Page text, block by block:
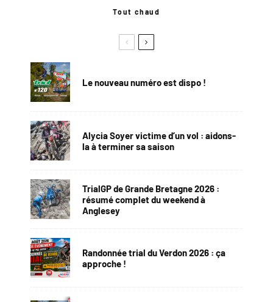
Tout chaud
Le nouveau numéro est dispo !
Alycia Soyer victime d’un vol : aidons-
la à terminer sa saison
TrialGP de Grande Bretagne 2026 :
résumé complet du weekend à
Anglesey
Randonnée trial du Verdon 2026 : ça
approche !